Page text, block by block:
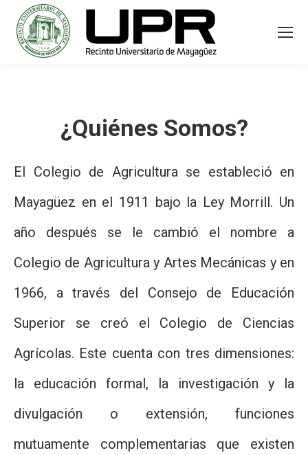
¿Quiénes Somos?
El Colegio de Agricultura se estableció en
Mayagüez en el 1911 bajo la Ley Morrill. Un
año después se le cambió el nombre a
Colegio de Agricultura y Artes Mecánicas y en
1966, a través del Consejo de Educación
Superior se creó el Colegio de Ciencias
Agrícolas. Este cuenta con tres dimensiones:
la educación formal, la investigación y la
divulgación o extensión, funciones
mutuamente complementarias que existen